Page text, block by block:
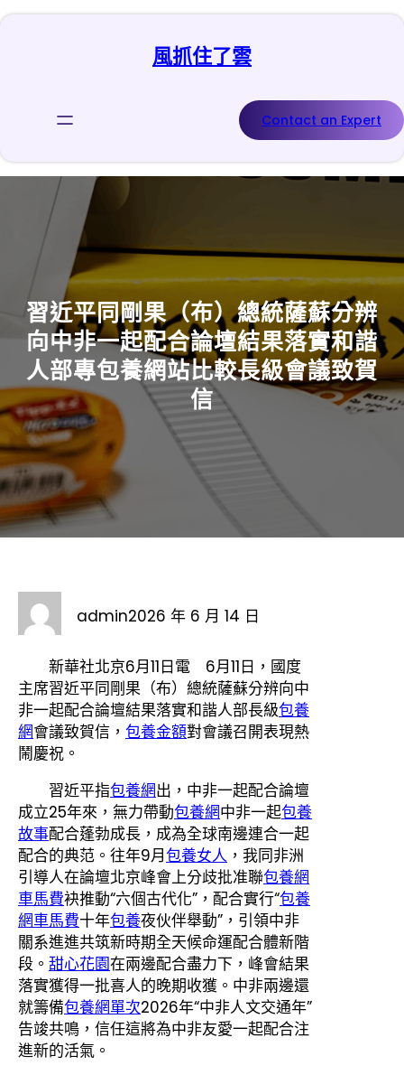
跳
風抓住了雲
Contact an Expert
習近平同剛果（布）總統薩蘇分辨
向中非一起配合論壇結果落實和諧
人部專包養網站比較長級會議致賀
信
admin2026 年 6 月 14 日
新華社北京6月11日電 6月11日，國度
主席習近平同剛果（布）總統薩蘇分辨向中
非一起配合論壇結果落實和諧人部長級包養
網會議致賀信， 包養金額對會議召開表現熱
鬧慶祝。
習近平指包養網出，中非一起配合論壇
成立25年來，無力帶動包養網中非一起包養
故事配合蓬勃成長，成為全球南邊連合一起
配合的典范。往年9月包養女人 ，我同非洲
引導人在論壇北京峰會上分歧批准聯包養網
車馬費袂推動“六個古代化”，配合實行“包養
網車馬費十年包養夜伙伴舉動”，引領中非
關系進進共筑新時期全天候命運配合體新階
段。 甜心花園在兩邊配合盡力下，峰會結果
落實獲得一批喜人的晚期收獲。中非兩邊還
就籌備包養網單次2026年“中非人文交通年”
告竣共鳴，信任這將為中非友愛一起配合注
進新的活氣。